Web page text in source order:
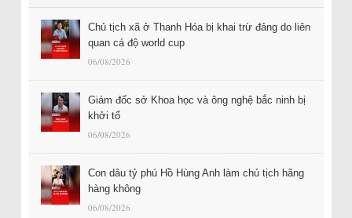
Chủ tịch xã ở Thanh Hóa bị khai trừ đảng do liên
quan cá độ world cup
06/08/2026
Giám đốc sở Khoa học và ông nghệ bắc ninh bị
khởi tố
06/08/2026
Con dâu tỷ phú Hồ Hùng Anh làm chủ tịch hãng
hàng không
06/08/2026